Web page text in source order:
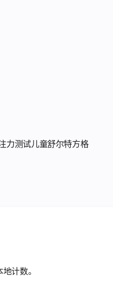
力测试儿童舒尔特方格
计数。